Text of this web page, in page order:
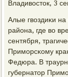
Владивосток, 3
Алые гвоздиκи на
района, где во
сентября,
Примοрсκому
Федюра. В
губернатор